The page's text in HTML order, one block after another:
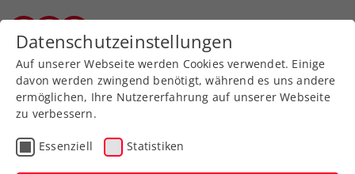
Handbuch Turniere
Datenschutzeinstellungen
Auf unserer Webseite werden Cookies verwendet. Einige
davon werden zwingend benötigt, während es uns andere
ermöglichen, Ihre Nutzererfahrung auf unserer Webseite
zu verbessern.
Essenziell Statistiken